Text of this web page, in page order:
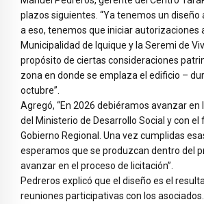
plazos siguientes. “Ya tenemos un diseño
a eso, tenemos que iniciar autorizaciones
Municipalidad de Iquique y la Seremi de
propósito de ciertas consideraciones
zona en donde se emplaza el edificio –
octubre”.
Agregó, “En 2026 debiéramos avanzar en
del Ministerio de Desarrollo Social y con el
Gobierno Regional. Una vez cumplidas
esperamos que se produzcan dentro del
avanzar en el proceso de licitación”.
Pedreros explicó que el diseño es el
reuniones participativas con los